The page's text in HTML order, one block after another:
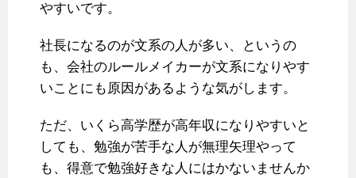
やすいです。
社長になるのが文系の人が多い、というの
も、会社のルールメイカーが文系になりやす
いことにも原因があるような気がします。
ただ、いくら高学歴が高年収になりやすいと
しても、勉強が苦手な人が無理矢理やって
も、得意で勉強好きな人にはかないませんか